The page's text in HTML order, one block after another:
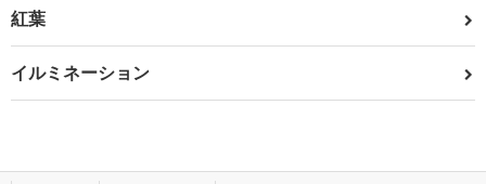
紅葉
イルミネーション